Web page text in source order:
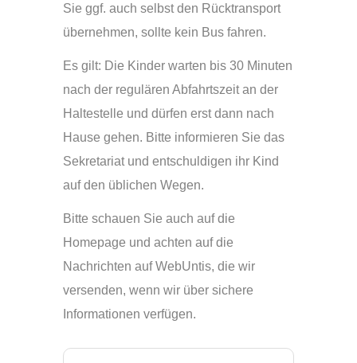
Sie ggf. auch selbst den Rücktransport
übernehmen, sollte kein Bus fahren.
Es gilt: Die Kinder warten bis 30 Minuten
nach der regulären Abfahrtszeit an der
Haltestelle und dürfen erst dann nach
Hause gehen. Bitte informieren Sie das
Sekretariat und entschuldigen ihr Kind
auf den üblichen Wegen.
Bitte schauen Sie auch auf die
Homepage und achten auf die
Nachrichten auf WebUntis, die wir
versenden, wenn wir über sichere
Informationen verfügen.